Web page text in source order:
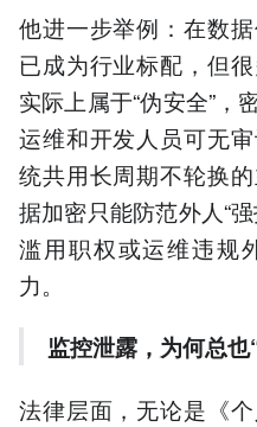
他进一步举例：在数
已成为行业标配，但
实际上属于“伪安全”，
运维和开发人员可无
统共用长周期不轮换
据加密只能防范外人“
滥用职权或运维违规
力。
监控泄露，为何总也
法律层面，无论是《